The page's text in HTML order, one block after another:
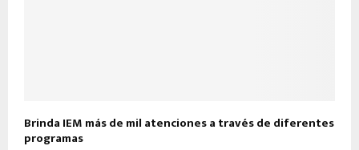
Brinda IEM más de mil atenciones a través de diferentes
programas